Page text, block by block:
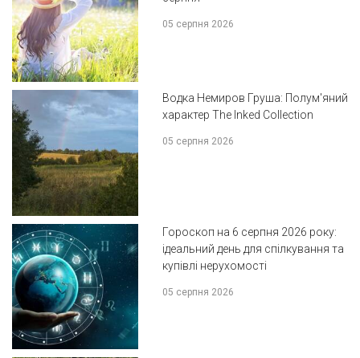
05 серпня 2026
Водка Немиров Груша: Полум'яний
характер The Inked Collection
05 серпня 2026
Гороскоп на 6 серпня 2026 року:
ідеальний день для спілкування та
купівлі нерухомості
05 серпня 2026